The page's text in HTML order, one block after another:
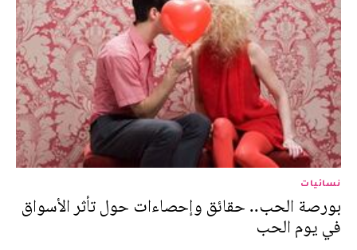
نسائيات
بورصة الحب.. حقائق وإحصاءات حول تأثر الأسواق
في يوم الحب